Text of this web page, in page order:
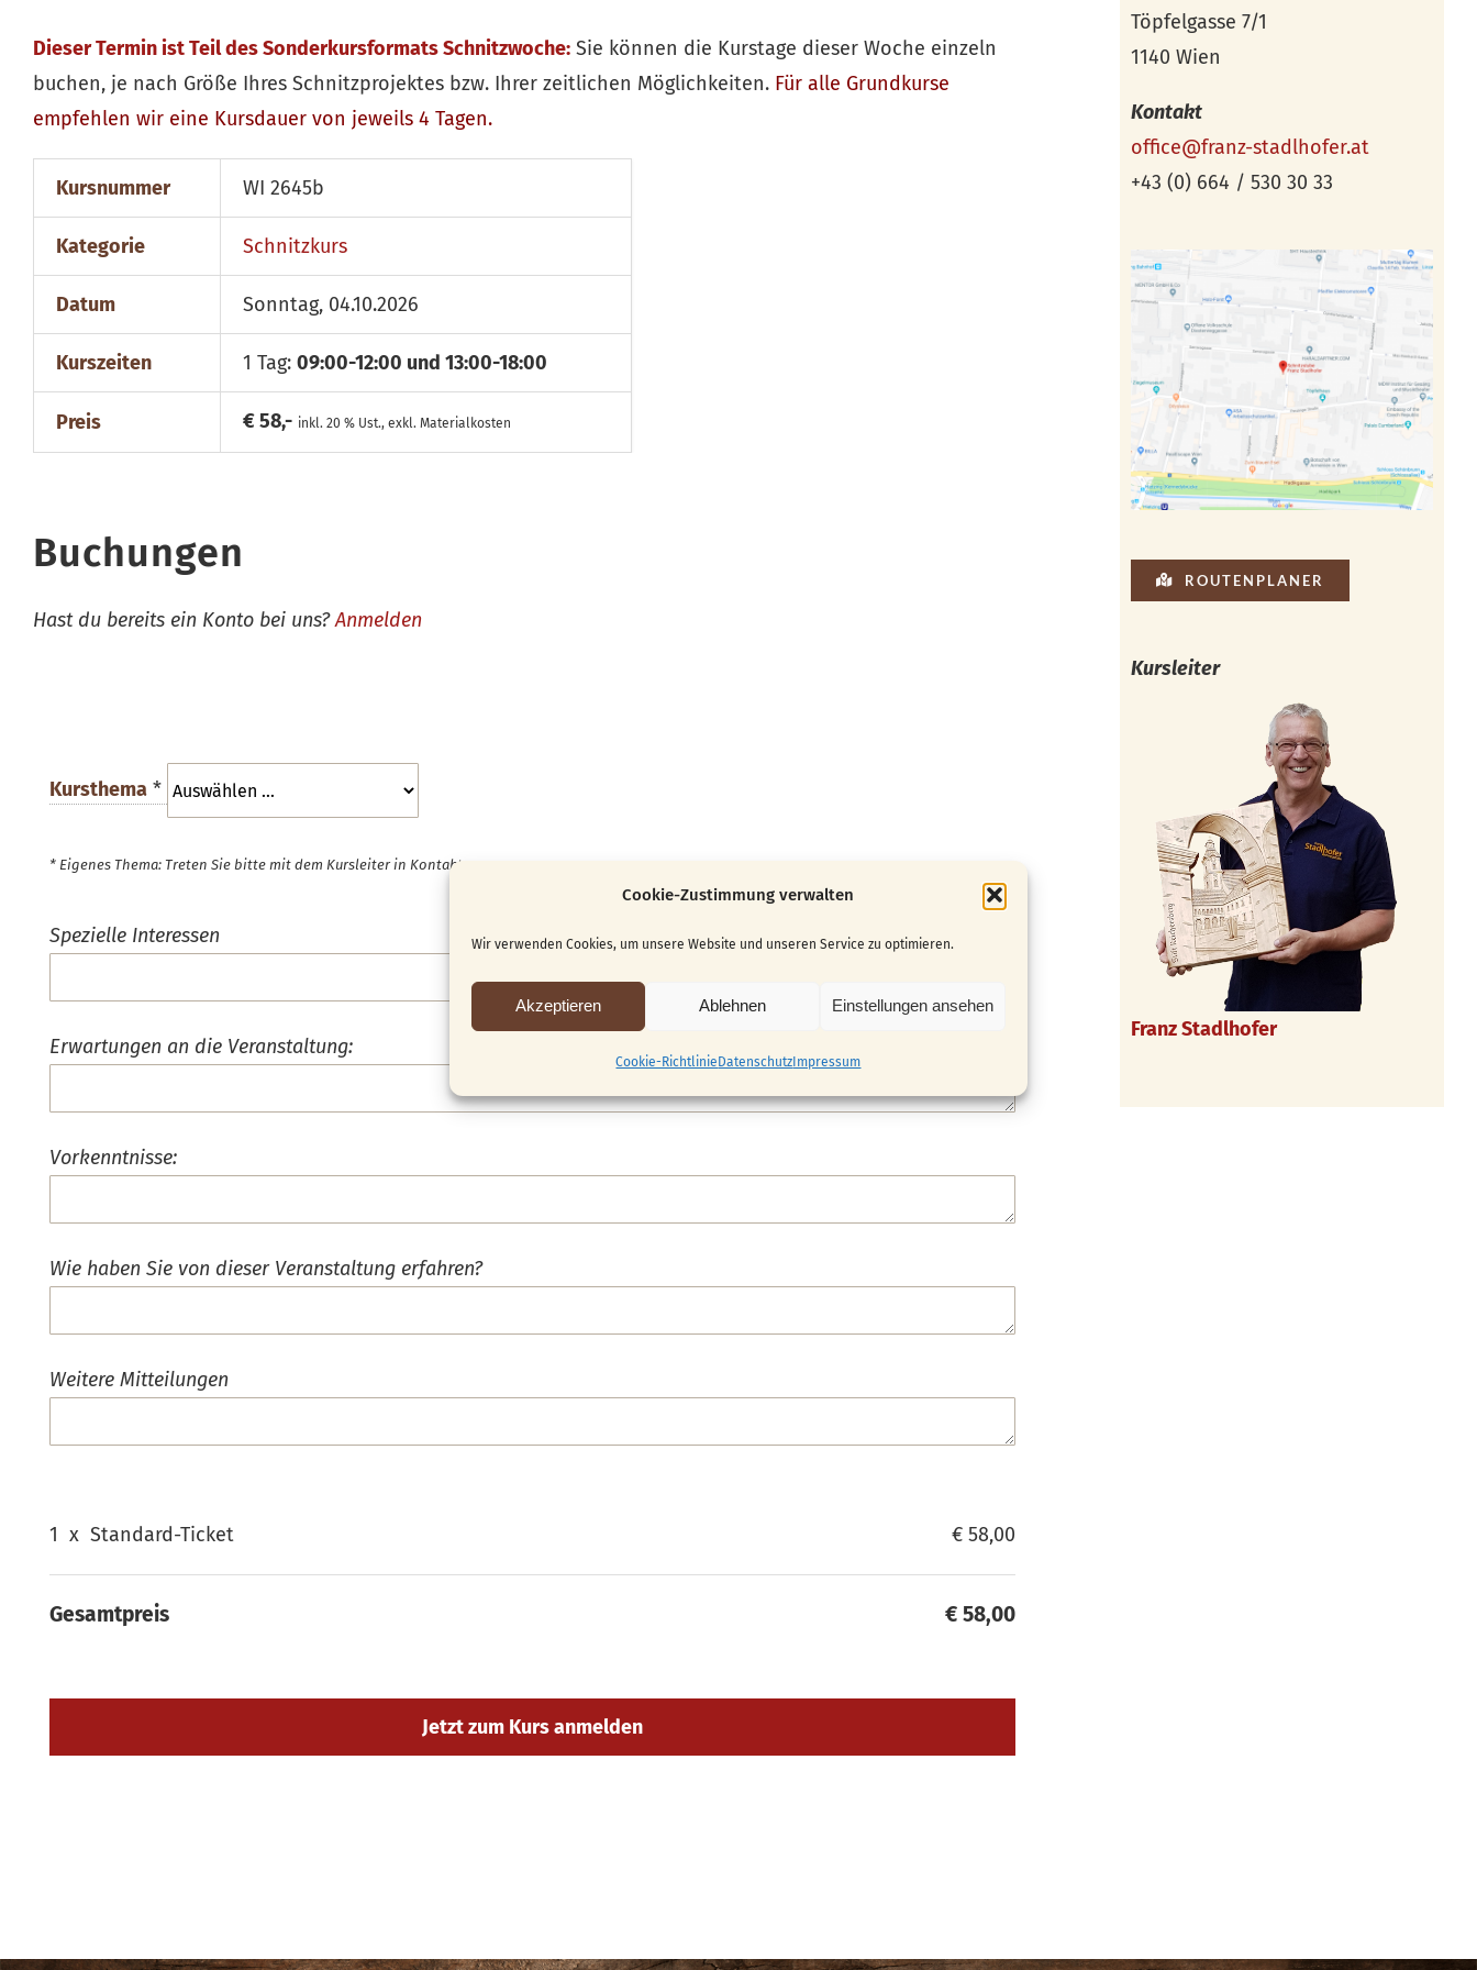
Cookie-Zustimmung verwalten
Wir verwenden Cookies, um unsere Website und unseren Service zu optimieren.
Akzeptieren Ablehnen Einstellungen ansehen
Cookie-RichtlinieDatenschutzImpressum
Dieser Termin ist Teil des Sonderkursformats Schnitzwoche: Sie können die Kurstage dieser Woche einzeln
buchen, je nach Größe Ihres Schnitzprojektes bzw. Ihrer zeitlichen Möglichkeiten. Für alle Grundkurse
empfehlen wir eine Kursdauer von jeweils 4 Tagen.
Kursnummer WI 2645b
Kategorie Schnitzkurs
Datum Sonntag, 04.10.2026
Kurszeiten 1 Tag: 09:00-12:00 und 13:00-18:00
Preis € 58,- inkl. 20 % Ust., exkl. Materialkosten
Buchungen
Hast du bereits ein Konto bei uns?Anmelden
Kursthema *
* Eigenes Thema: Treten Sie bitte mit dem Kursleiter in Kontakt.
Spezielle Interessen
Erwartungen an die Veranstaltung:
Vorkenntnisse:
Wie haben Sie von dieser Veranstaltung erfahren?
Weitere Mitteilungen
1 x Standard-Ticket € 58,00
Gesamtpreis € 58,00
Töpfelgasse 7/1
1140 Wien
Kontakt
office@franz-stadlhofer.at
+43 (0) 664 / 530 30 33
ROUTENPLANER
Kursleiter
Franz Stadlhofer